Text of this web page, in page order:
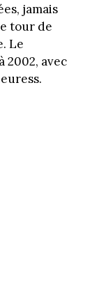
jamais
tour de
Le
2002, avec